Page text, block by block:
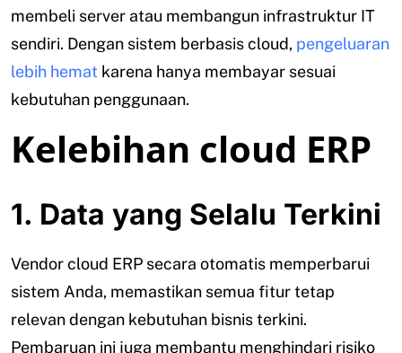
membeli server atau membangun infrastruktur IT
sendiri. Dengan sistem berbasis cloud, pengeluaran
lebih hemat karena hanya membayar sesuai
kebutuhan penggunaan.
Kelebihan cloud ERP
1. Data yang Selalu Terkini
Vendor cloud ERP secara otomatis memperbarui
sistem Anda, memastikan semua fitur tetap
relevan dengan kebutuhan bisnis terkini.
Pembaruan ini juga membantu menghindari risiko